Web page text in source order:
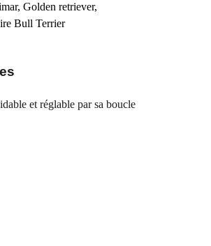
Golden retriever,
Bull Terrier
et réglable par sa boucle